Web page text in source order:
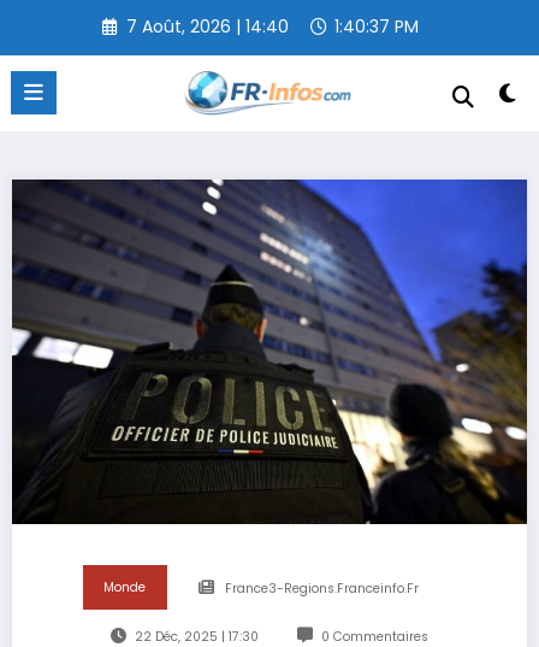
contenu
7 Août, 2026 | 14:40 1:40:38 PM
Monde France3-Regions.franceinfo.fr
22 Déc, 2025 | 17:30 0 Commentaires